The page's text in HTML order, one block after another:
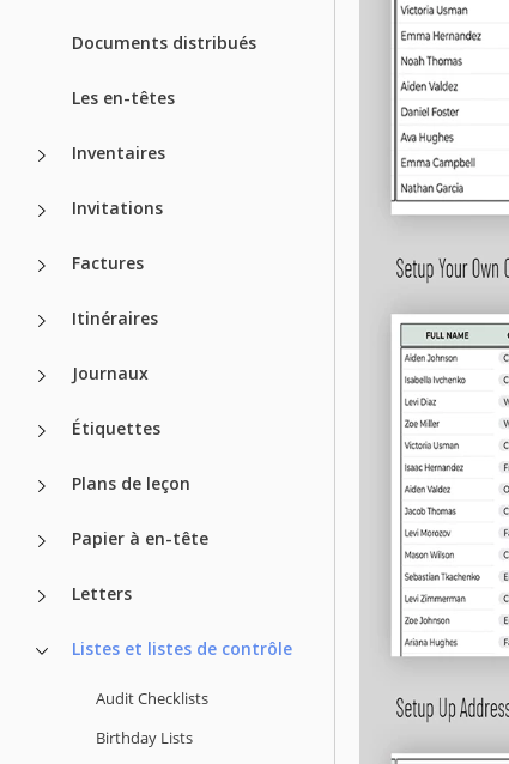
Documents distribués
Les en-têtes
Inventaires
Invitations
Factures
Itinéraires
Journaux
Étiquettes
Plans de leçon
Papier à en-tête
Letters
Listes et listes de contrôle
Audit Checklists
Birthday Lists